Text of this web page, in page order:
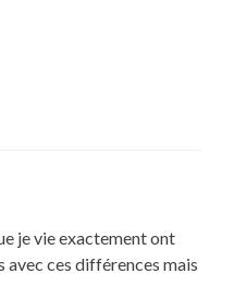
je vie exactement ont
avec ces différences mais